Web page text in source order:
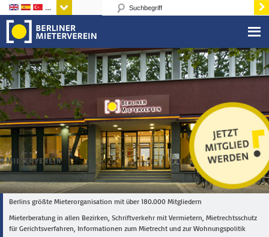
Sprachen
Berlins größte Mieterorganisation mit über 180.000 Mitgliedern
Mieterberatung in allen Bezirken, Schriftverkehr mit Vermietern, Mietrechtsschutz
für Gerichtsverfahren, Informationen zum Mietrecht und zur Wohnungspolitik